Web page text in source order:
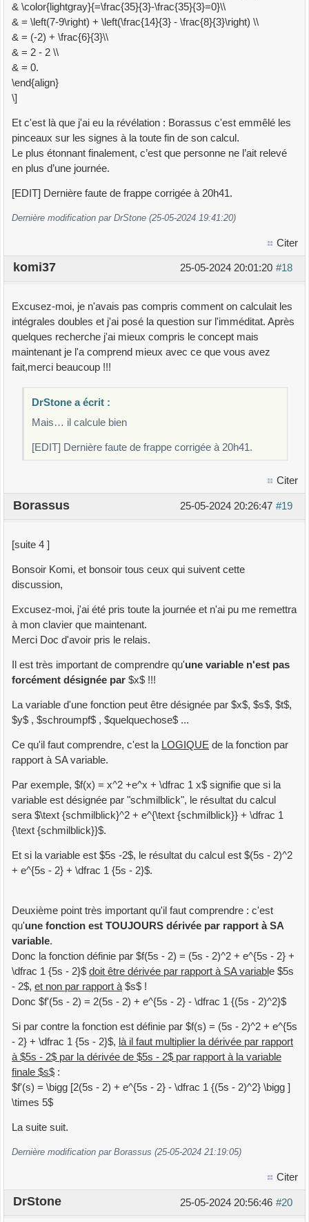
& \color{lightgray}{=\frac{35}{3}-\frac{35}{3}=0}\\
& = \left(7-9\right) + \left(\frac{14}{3} - \frac{8}{3}\right) \\
& = (-2) + \frac{6}{3}\\
& = 2 - 2 \\
& = 0.
\end{align}
\]
Et c'est là que j'ai eu la révélation : Borassus c'est emmêlé les
pinceaux sur les signes à la toute fin de son calcul.
Le plus étonnant finalement, c’est que personne ne l’ait relevé
en plus d’une journée.
[EDIT] Dernière faute de frappe corrigée à 20h41.
Dernière modification par DrStone (25-05-2024 19:41:20)
Citer
#18
25-05-2024 20:01:20
komi37
Excusez-moi, je n'avais pas compris comment on calculait les
intégrales doubles et j'ai posé la question sur l'imméditat. Après
quelques recherche j'ai mieux compris le concept mais
maintenant je l'a comprend mieux avec ce que vous avez
fait,merci beaucoup !!!
DrStone a écrit :
Mais… il calcule bien
[EDIT] Dernière faute de frappe corrigée à 20h41.
Citer
#19
25-05-2024 20:26:47
Borassus
[suite 4 ]
Bonsoir Komi, et bonsoir tous ceux qui suivent cette
discussion,
Excusez-moi, j'ai été pris toute la journée et n'ai pu me remettra
à mon clavier que maintenant.
Merci Doc d'avoir pris le relais.
Il est très important de comprendre qu'une variable n'est pas
forcément désignée par $x$ !!!
La variable d'une fonction peut être désignée par $x$, $s$, $t$,
$y$ , $schroumpf$ , $quelquechose$ ...
Ce qu'il faut comprendre, c'est la LOGIQUE de la fonction par
rapport à SA variable.
Par exemple, $f(x) = x^2 +e^x + \dfrac 1 x$ signifie que si la
variable est désignée par "schmilblick", le résultat du calcul
sera $\text {schmilblick}^2 + e^{\text {schmilblick}} + \dfrac 1
{\text {schmilblick}}$.
Et si la variable est $5s -2$, le résultat du calcul est $(5s - 2)^2
+ e^{5s - 2} + \dfrac 1 {5s - 2}$.
Deuxième point très important qu'il faut comprendre : c'est
qu'une fonction est TOUJOURS dérivée par rapport à SA
variable.
Donc la fonction définie par $f(5s - 2) = (5s - 2)^2 + e^{5s - 2} +
\dfrac 1 {5s - 2}$ doit être dérivée par rapport à SA variable $5s
- 2$, et non par rapport à $s$ !
Donc $f'(5s - 2) = 2(5s - 2) + e^{5s - 2} - \dfrac 1 {(5s - 2)^2}$
Si par contre la fonction est définie par $f(s) = (5s - 2)^2 + e^{5s
- 2} + \dfrac 1 {5s - 2}$, là il faut multiplier la dérivée par rapport
à $5s - 2$ par la dérivée de $5s - 2$ par rapport à la variable
finale $s$ :
$f'(s) = \bigg [2(5s - 2) + e^{5s - 2} - \dfrac 1 {(5s - 2)^2} \bigg ]
\times 5$
La suite suit.
Dernière modification par Borassus (25-05-2024 21:19:05)
Citer
#20
25-05-2024 20:56:46
DrStone